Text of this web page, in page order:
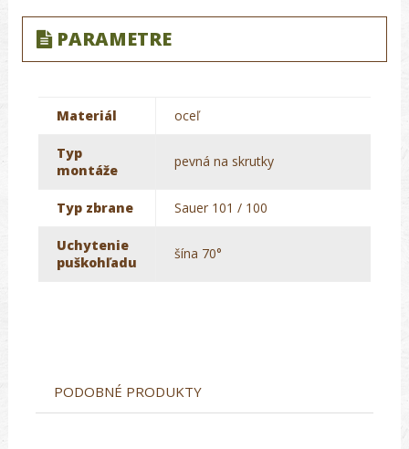
PARAMETRE
Materiál oceľ
Typ
montáže
pevná na skrutky
Typ zbrane Sauer 101 / 100
Uchytenie
puškohľadu
šína 70°
PODOBNÉ PRODUKTY